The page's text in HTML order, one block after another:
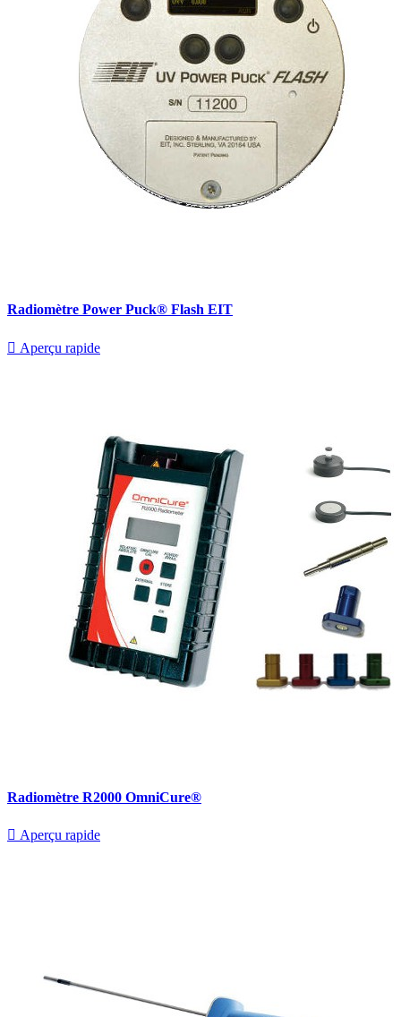
Radiomètre Power Puck® Flash EIT
 Aperçu rapide
Radiomètre R2000 OmniCure®
 Aperçu rapide